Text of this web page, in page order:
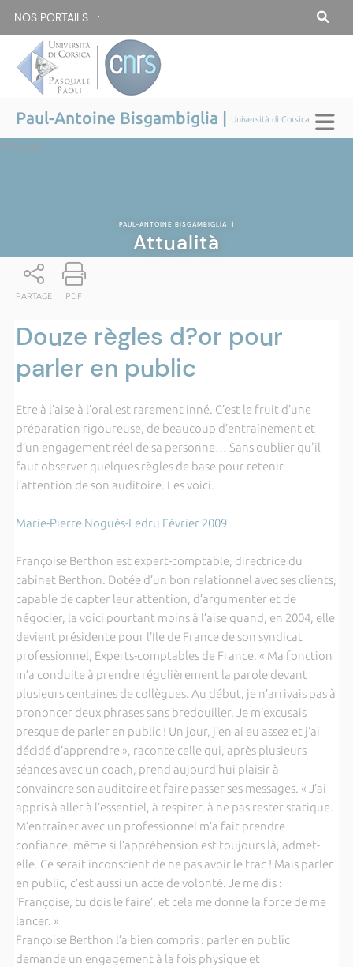
NOS PORTAILS :
Paul-Antoine Bisgambiglia | Università di Corsica
Attualità
PAUL-ANTOINE BISGAMBIGLIA |
Attualità
PARTAGE PDF
Douze règles d?or pour
parler en public
Etre à l’aise à l’oral est rarement inné. C’est le fruit d’une
préparation rigoureuse, de beaucoup d’entraînement et
d’un engagement réel de sa personne… Sans oublier qu'il
faut observer quelques règles de base pour retenir
l’attention de son auditoire. Les voici.
Marie-Pierre Noguès-Ledru Février 2009
Françoise Berthon est expert-comptable, directrice du
cabinet Berthon. Dotée d’un bon relationnel avec ses clients,
capable de capter leur attention, d’argumenter et de
négocier, la voici pourtant moins à l’aise quand, en 2004, elle
devient présidente pour l’Ile de France de son syndicat
professionnel, Experts-comptables de France. « Ma fonction
m’a conduite à prendre régulièrement la parole devant
plusieurs centaines de collègues. Au début, je n’arrivais pas à
prononcer deux phrases sans bredouiller. Je m’excusais
presque de parler en public ! Un jour, j’en ai eu assez et j’ai
décidé d’apprendre », raconte celle qui, après plusieurs
séances avec un coach, prend aujourd’hui plaisir à
convaincre son auditoire et faire passer ses messages. « J’ai
appris à aller à l’essentiel, à respirer, à ne pas rester statique.
M’entraîner avec un professionnel m’a fait prendre
confiance, même si l’appréhension est toujours là, admet-
elle. Ce serait inconscient de ne pas avoir le trac ! Mais parler
en public, c’est aussi un acte de volonté. Je me dis :
‘Françoise, tu dois le faire’, et cela me donne la force de me
lancer. »
Françoise Berthon l’a bien compris : parler en public
demande un engagement à la fois physique et